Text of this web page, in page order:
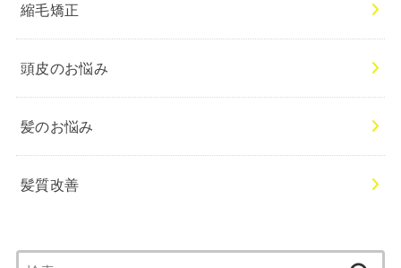
縮毛矯正
頭皮のお悩み
髪のお悩み
髪質改善